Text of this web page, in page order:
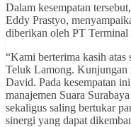
Dalam kesempatan
Eddy Prastyo,
diberikan oleh PT
“Kami berterima kasih
Teluk Lamong. Kunjungan
David. Pada kesempatan
manajemen Suara
sekaligus saling bertukar
sinergi yang dapat